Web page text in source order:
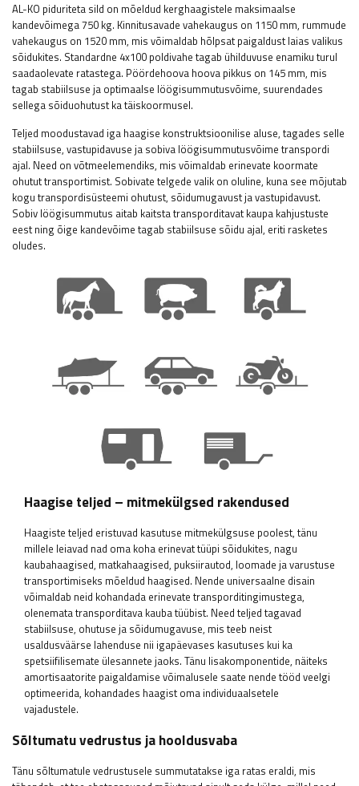
AL-KO piduriteta sild on mõeldud kerghaagistele maksimaalse
kandevõimega 750 kg. Kinnitusavade vahekaugus on 1150 mm, rummude
vahekaugus on 1520 mm, mis võimaldab hõlpsat paigaldust laias valikus
sõidukites. Standardne 4x100 poldivahe tagab ühilduvuse enamiku turul
saadaolevate ratastega. Pöördehoova hoova pikkus on 145 mm, mis
tagab stabiilsuse ja optimaalse löögisummutusvõime, suurendades
sellega sõiduohutust ka täiskoormusel.
Teljed moodustavad iga haagise konstruktsioonilise aluse, tagades selle
stabiilsuse, vastupidavuse ja sobiva löögisummutusvõime transpordi
ajal. Need on võtmeelemendiks, mis võimaldab erinevate koormate
ohutut transportimist. Sobivate telgede valik on oluline, kuna see mõjutab
kogu transpordisüsteemi ohutust, sõidumugavust ja vastupidavust.
Sobiv löögisummutus aitab kaitsta transporditavat kaupa kahjustuste
eest ning õige kandevõime tagab stabiilsuse sõidu ajal, eriti rasketes
oludes.
Haagise teljed – mitmekülgsed rakendused
Haagiste teljed eristuvad kasutuse mitmekülgsuse poolest, tänu
millele leiavad nad oma koha erinevat tüüpi sõidukites, nagu
kaubahaagised, matkahaagised, puksiirautod, loomade ja varustuse
transportimiseks mõeldud haagised. Nende universaalne disain
võimaldab neid kohandada erinevate transporditingimustega,
olenemata transporditava kauba tüübist. Need teljed tagavad
stabiilsuse, ohutuse ja sõidumugavuse, mis teeb neist
usaldusväärse lahenduse nii igapäevases kasutuses kui ka
spetsiifilisemate ülesannete jaoks. Tänu lisakomponentide, näiteks
amortisaatorite paigaldamise võimalusele saate nende tööd veelgi
optimeerida, kohandades haagist oma individuaalsetele
vajadustele.
Sõltumatu vedrustus ja hooldusvaba
Tänu sõltumatule vedrustusele summutatakse iga ratas eraldi, mis